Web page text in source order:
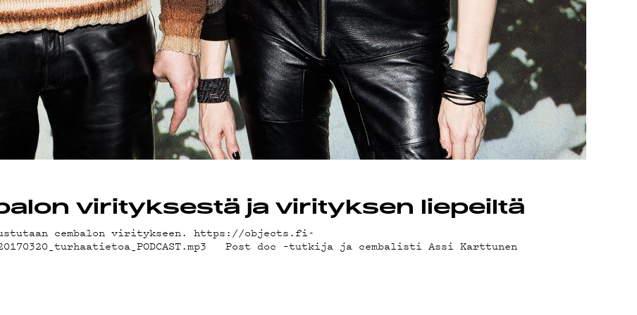
virityksestä ja virityksen liepeiltä
cembalon viritykseen. https://objects.fi-
Post doc –tutkija ja cembalisti Assi Karttunen